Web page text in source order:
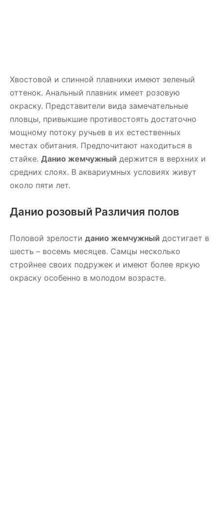
Хвостовой и спинной плавники имеют зеленый
оттенок. Анальный плавник имеет розовую
окраску. Представители вида замечательные
пловцы, привыкшие противостоять достаточно
мощному потоку ручьев в их естественных
местах обитания. Предпочитают находиться в
стайке. Данио жемчужный держится в верхних и
средних слоях. В аквариумных условиях живут
около пяти лет.
Данио розовый Различия полов
Половой зрелости данио жемчужный достигает в
шесть – восемь месяцев. Самцы несколько
стройнее своих подружек и имеют более яркую
окраску особенно в молодом возрасте.